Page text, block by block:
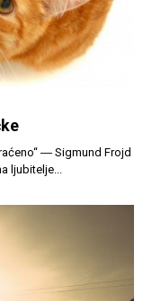
― Sigmund Frojd
ljubitelje...